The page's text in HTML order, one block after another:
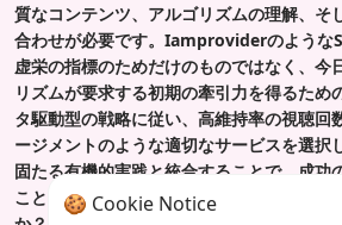
質なコンテンツ、アルゴリズムの理解、そ
合わせが必要です。Iamproviderのような
虚栄の指標のためだけのものではなく、今
リズムが要求する初期の牽引力を得るため
タ駆動型の戦略に従い、高維持率の視聴回
ージメントのような適切なサービスを選択
固たる有機的実践と統合することで、成功
ことができます。YouTubeの成長を加速さ
🍪 Cookie Notice